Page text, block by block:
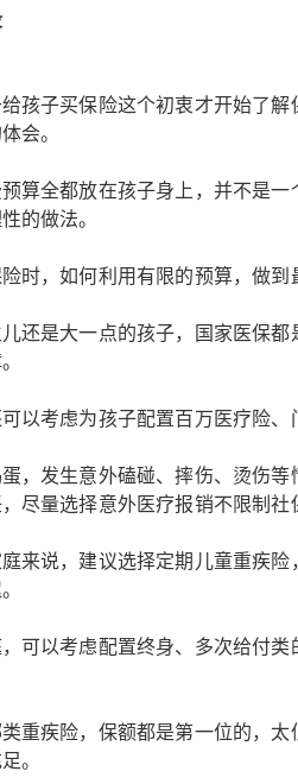
孩子买保险这个初衷才开始了
会。
算全都放在孩子身上，并不是
的做法。
时，如何利用有限的预算，做
还是大一点的孩子，国家医保
以考虑为孩子配置百万医疗险
，发生意外磕碰、摔伤、烫伤
尽量选择意外医疗报销不限制
来说，建议选择定期儿童重疾
可以考虑配置终身、多次给付
重疾险，保额都是第一位的，
。